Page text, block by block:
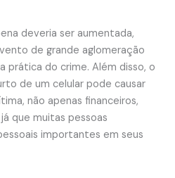
deveria ser aumentada,
de grande aglomeração
prática do crime. Além disso, o
de um celular pode causar
não apenas financeiros,
que muitas pessoas
importantes em seus